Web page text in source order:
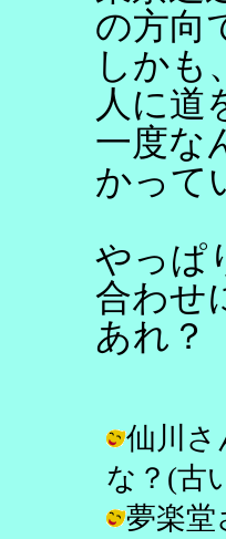
の方向
しかも
人に道
一度な
かって
やっぱ
合わせ
あれ？
仙川さ
な？(古
夢楽堂